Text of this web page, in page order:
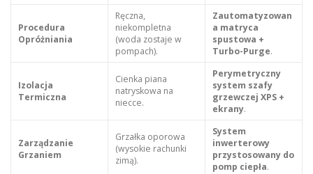
Procedura
Opróżniania
Ręczna,
niekompletna
(woda zostaje w
pompach).
Zautomatyzowan
a matryca
spustowa +
Turbo-Purge.
Izolacja
Termiczna
Cienka piana
natryskowa na
niecce.
Perymetryczny
system szafy
grzewczej XPS +
ekrany.
Zarządzanie
Grzaniem
Grzałka oporowa
(wysokie rachunki
zimą).
System
inwerterowy
przystosowany do
pomp ciepła.